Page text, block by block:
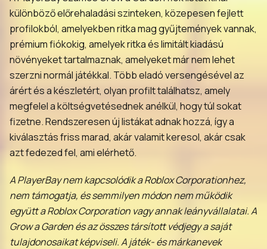
különböző előrehaladási szinteken, közepesen fejlett
profilokból, amelyekben ritka mag gyűjtemények vannak,
prémium fiókokig, amelyek ritka és limitált kiadású
növényeket tartalmaznak, amelyeket már nem lehet
szerzni normál játékkal. Több eladó versengésével az
árért és a készletért, olyan profilt találhatsz, amely
megfelel a költségvetésednek anélkül, hogy túl sokat
fizetne. Rendszeresen új listákat adnak hozzá, így a
kiválasztás friss marad, akár valamit keresol, akár csak
azt fedezed fel, ami elérhető.
A PlayerBay nem kapcsolódik a Roblox Corporationhez,
nem támogatja, és semmilyen módon nem működik
együtt a Roblox Corporation vagy annak leányvállalatai. A
Grow a Garden és az összes társított védjegy a saját
tulajdonosaikat képviseli. A játék- és márkanevek